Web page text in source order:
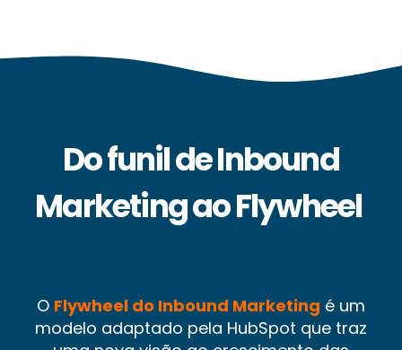
Do funil de Inbound
Marketing ao Flywheel
O Flywheel do Inbound Marketing é um
modelo adaptado pela HubSpot que traz